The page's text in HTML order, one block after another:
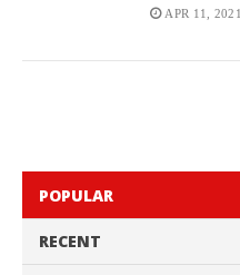
APR 11, 2021
POPULAR
RECENT